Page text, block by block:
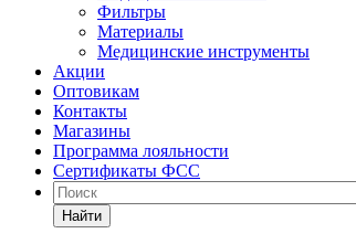
Фильтры
Материалы
Медицинские инструменты
Акции
Оптовикам
Контакты
Магазины
Программа лояльности
Сертификаты ФСС
Найти